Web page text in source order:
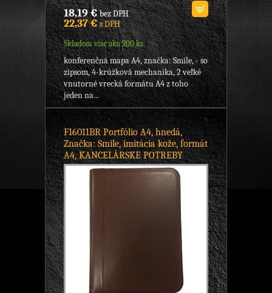
18,19 €bez DPH
22,37 €s DPH
Skladom viac ako 200 ks
konferenčná mapa A4, značka: Smile, - so
zipsom, 4-krúžková mechanika, 2 veľké
vnutorné vrecká formátu A4 z toho
jeden na...
F16011BR Portfólio A4, hnedá,
Značka: Smile, imitácia kože, formát
A4, KANCELÁRSKE POTREBY